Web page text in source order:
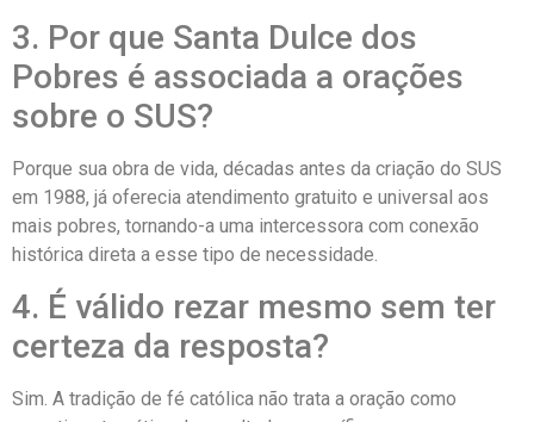
3. Por que Santa Dulce dos
Pobres é associada a orações
sobre o SUS?
Porque sua obra de vida, décadas antes da criação do SUS
em 1988, já oferecia atendimento gratuito e universal aos
mais pobres, tornando-a uma intercessora com conexão
histórica direta a esse tipo de necessidade.
4. É válido rezar mesmo sem ter
certeza da resposta?
Sim. A tradição de fé católica não trata a oração como